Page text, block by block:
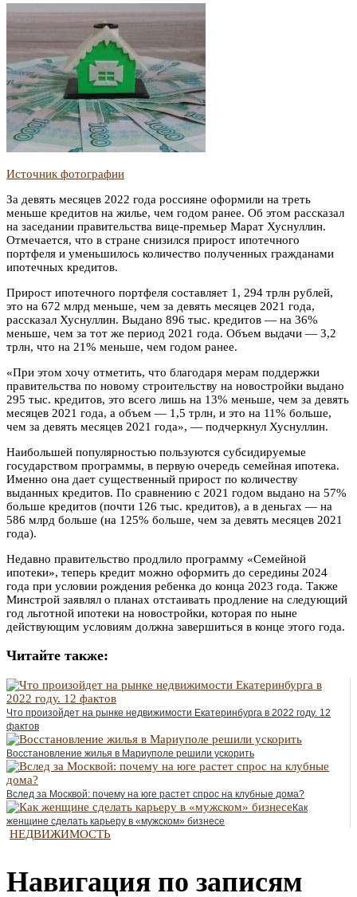
Источник фотографии
За девять месяцев 2022 года россияне оформили на треть
меньше кредитов на жилье, чем годом ранее. Об этом рассказал
на заседании правительства вице-премьер Марат Хуснуллин.
Отмечается, что в стране снизился прирост ипотечного
портфеля и уменьшилось количество полученных гражданами
ипотечных кредитов.
Прирост ипотечного портфеля составляет 1, 294 трлн рублей,
это на 672 млрд меньше, чем за девять месяцев 2021 года,
рассказал Хуснуллин. Выдано 896 тыс. кредитов — на 36%
меньше, чем за тот же период 2021 года. Объем выдачи — 3,2
трлн, что на 21% меньше, чем годом ранее.
«При этом хочу отметить, что благодаря мерам поддержки
правительства по новому строительству на новостройки выдано
295 тыс. кредитов, это всего лишь на 13% меньше, чем за девять
месяцев 2021 года, а объем — 1,5 трлн, и это на 11% больше,
чем за девять месяцев 2021 года», — подчеркнул Хуснуллин.
Наибольшей популярностью пользуются субсидируемые
государством программы, в первую очередь семейная ипотека.
Именно она дает существенный прирост по количеству
выданных кредитов. По сравнению с 2021 годом выдано на 57%
больше кредитов (почти 126 тыс. кредитов), а в деньгах — на
586 млрд больше (на 125% больше, чем за девять месяцев 2021
года).
Недавно правительство продлило программу «Семейной
ипотеки», теперь кредит можно оформить до середины 2024
года при условии рождения ребенка до конца 2023 года. Также
Минстрой заявлял о планах отстаивать продление на следующий
год льготной ипотеки на новостройки, которая по ныне
действующим условиям должна завершиться в конце этого года.
Читайте также:
Что произойдет на рынке недвижимости Екатеринбурга в 2022 году. 12
фактов
Восстановление жилья в Мариуполе решили ускорить
Вслед за Москвой: почему на юге растет спрос на клубные дома?
Как
женщине сделать карьеру в «мужском» бизнесе
НЕДВИЖИМОСТЬ
Навигация по записям